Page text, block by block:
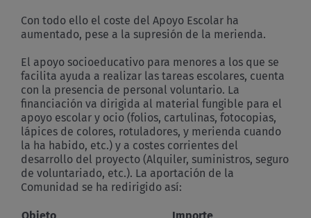
Con todo ello el coste del Apoyo Escolar ha
aumentado, pese a la supresión de la merienda.
El apoyo socioeducativo para menores a los que se
facilita ayuda a realizar las tareas escolares, cuenta
con la presencia de personal voluntario. La
financiación va dirigida al material fungible para el
apoyo escolar y ocio (folios, cartulinas, fotocopias,
lápices de colores, rotuladores, y merienda cuando
la ha habido, etc.) y a costes corrientes del
desarrollo del proyecto (Alquiler, suministros, seguro
de voluntariado, etc.). La aportación de la
Comunidad se ha redirigido así:
Objeto
Importe